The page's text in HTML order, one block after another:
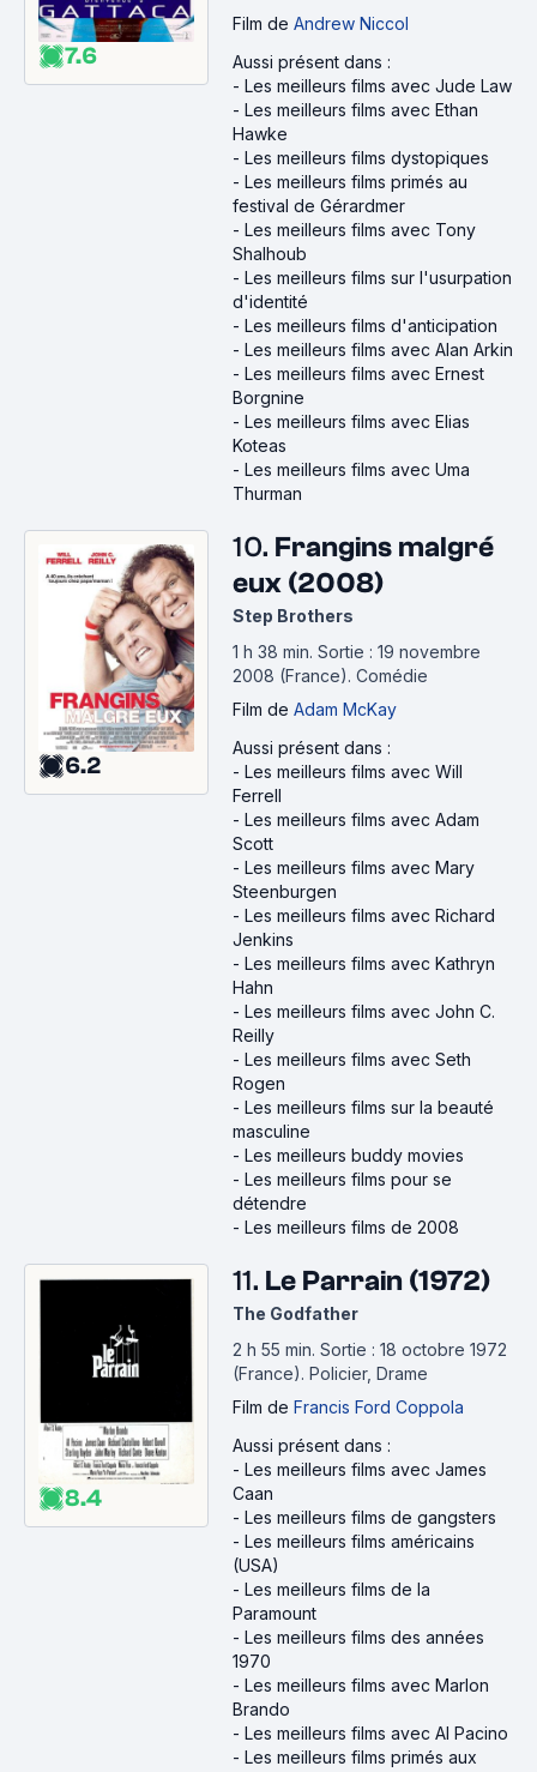
7.6
Film de Andrew Niccol
Aussi présent dans :
- Les meilleurs films avec Jude Law
- Les meilleurs films avec Ethan
Hawke
- Les meilleurs films dystopiques
- Les meilleurs films primés au
festival de Gérardmer
- Les meilleurs films avec Tony
Shalhoub
- Les meilleurs films sur l'usurpation
d'identité
- Les meilleurs films d'anticipation
- Les meilleurs films avec Alan Arkin
- Les meilleurs films avec Ernest
Borgnine
- Les meilleurs films avec Elias
Koteas
- Les meilleurs films avec Uma
Thurman
6.2
10. Frangins malgré
eux (2008)
Step Brothers
1 h 38 min. Sortie : 19 novembre
2008 (France). Comédie
Film de Adam McKay
Aussi présent dans :
- Les meilleurs films avec Will
Ferrell
- Les meilleurs films avec Adam
Scott
- Les meilleurs films avec Mary
Steenburgen
- Les meilleurs films avec Richard
Jenkins
- Les meilleurs films avec Kathryn
Hahn
- Les meilleurs films avec John C.
Reilly
- Les meilleurs films avec Seth
Rogen
- Les meilleurs films sur la beauté
masculine
- Les meilleurs buddy movies
- Les meilleurs films pour se
détendre
- Les meilleurs films de 2008
8.4
11. Le Parrain (1972)
The Godfather
2 h 55 min. Sortie : 18 octobre 1972
(France). Policier, Drame
Film de Francis Ford Coppola
Aussi présent dans :
- Les meilleurs films avec James
Caan
- Les meilleurs films de gangsters
- Les meilleurs films américains
(USA)
- Les meilleurs films de la
Paramount
- Les meilleurs films des années
1970
- Les meilleurs films avec Marlon
Brando
- Les meilleurs films avec Al Pacino
- Les meilleurs films primés aux